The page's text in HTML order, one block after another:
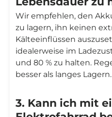
Wir empfehlen, den
zu lagern, ihn keinen
Kälteeinflüssen
idealerweise im
und 80 % zu halten.
besser als langes Lagern.
3. Kann ich mit